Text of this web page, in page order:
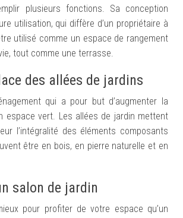
plusieurs fonctions. Sa conception
utilisation, qui diffère d’un propriétaire à
utilisé comme un espace de rangement
tout comme une terrasse.
des allées de jardins
qui a pour but d’augmenter la
espace vert. Les allées de jardin mettent
l’intégralité des éléments composants
être en bois, en pierre naturelle et en
salon de jardin
pour profiter de votre espace qu’un